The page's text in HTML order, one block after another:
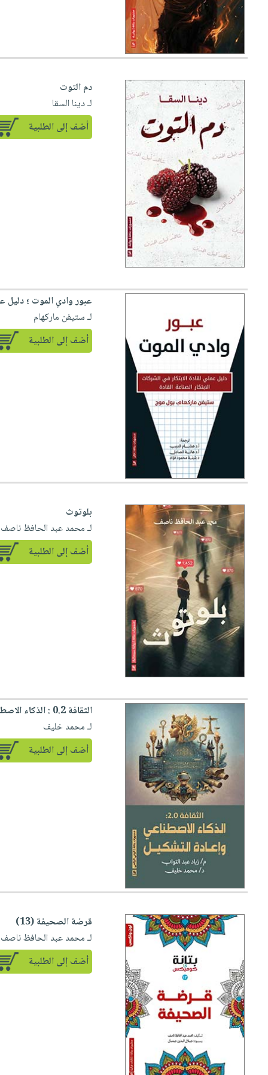
دم التوت
لـ دينا السقا
أضف إلى الطلبية
عبور وادي الموت ؛ دليل
لـ ستيفن ماركهام
أضف إلى الطلبية
بلوتوث
لـ محمد عبد الحافظ ناصف
أضف إلى الطلبية
الثقافة 0.2 : الذكاء الاصطناعي وإعادة التشكيل
لـ محمد خليف
أضف إلى الطلبية
قرضة الصحيفة (13)
لـ محمد عبد الحافظ ناصف
أضف إلى الطلبية